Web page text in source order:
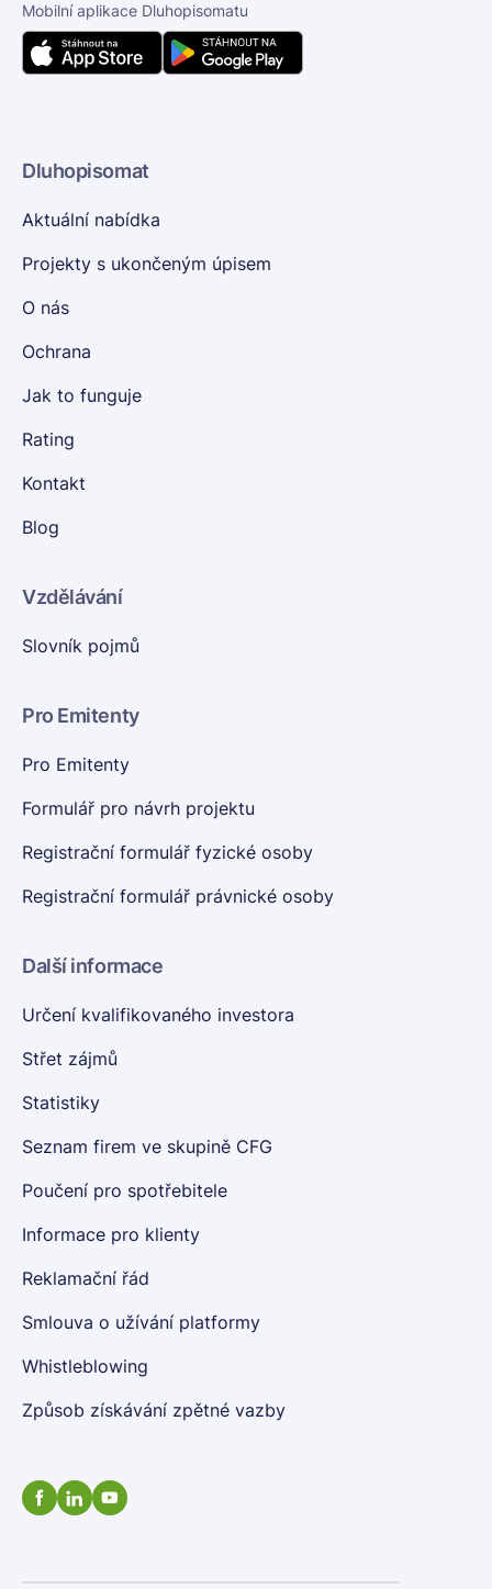
Mobilní aplikace Dluhopisomatu
Dluhopisomat
Aktuální nabídka
Projekty s ukončeným úpisem
O nás
Ochrana
Jak to funguje
Rating
Kontakt
Blog
Vzdělávání
Slovník pojmů
Pro Emitenty
Pro Emitenty
Formulář pro návrh projektu
Registrační formulář fyzické osoby
Registrační formulář právnické osoby
Další informace
Určení kvalifikovaného investora
Střet zájmů
Statistiky
Seznam firem ve skupině CFG
Poučení pro spotřebitele
Informace pro klienty
Reklamační řád
Smlouva o užívání platformy
Whistleblowing
Způsob získávání zpětné vazby